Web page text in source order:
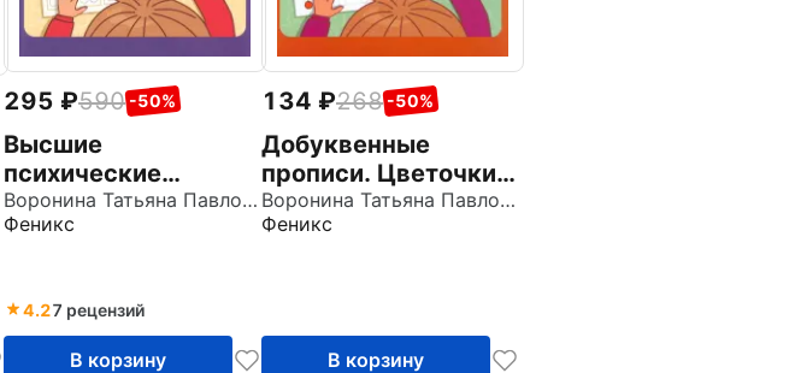
295 590 -50%
Высшие
психические
функции. Развиваем
волю, внимание,
мышление у
дошкольников
Воронина Татьяна Павловна
Феникс
4.27 рецензий
В корзину
134 268 -50%
Добуквенные
прописи. Цветочки,
пчелки, бабочки
Воронина Татьяна Павловна
Феникс
В корзину